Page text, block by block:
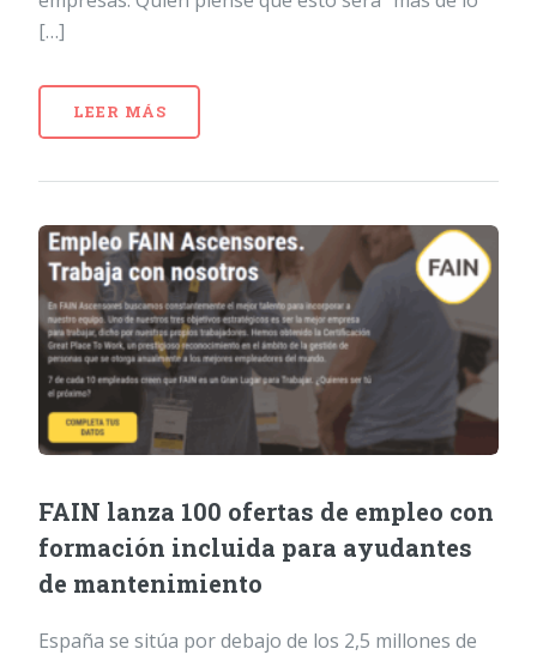
[…]
LEER MÁS
FAIN lanza 100 ofertas de empleo con
formación incluida para ayudantes
de mantenimiento
España se sitúa por debajo de los 2,5 millones de